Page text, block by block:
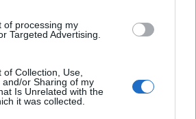
of processing my
Targeted Advertising.
Collection, Use,
and/or Sharing of my
Is Unrelated with the
it was collected.
VERSIONE CLASSICA